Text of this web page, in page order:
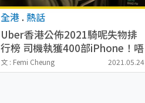
全港 .熱話
Uber香港公佈2021騎呢失物排
行榜 司機執獲400部iPhone！唔
止漏銀包電話 假牙/黑金 Rolex
錶都有
文 : Femi Cheung 2021.05.24